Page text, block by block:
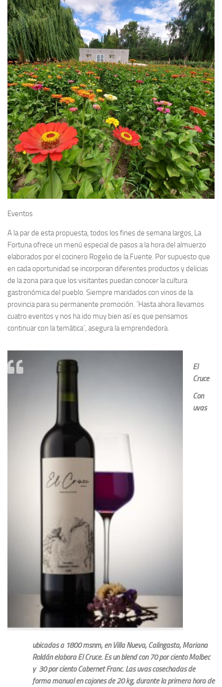
Eventos
A la par de esta propuesta, todos los fines de semana largos, La
Fortuna ofrece un menú especial de pasos a la hora del almuerzo
elaborados por el cocinero Rogelio de la Fuente. Por supuesto que
en cada oportunidad se incorporan diferentes productos y delicias
de la zona para que los visitantes puedan conocer la cultura
gastronómica del pueblo. Siempre maridados con vinos de la
provincia para su permanente promoción. ´Hasta ahora llevamos
cuatro eventos y nos ha ido muy bien así es que pensamos
continuar con la temática´, asegura la emprendedora.
El
Cruce
Con
uvas
ubicadas a 1800 msnm, en Villa Nueva, Calingasta, Mariana
Roldán elabora El Cruce. Es un blend con 70 por ciento Malbec
y 30 por ciento Cabernet Franc. Las uvas cosechadas de
forma manual en cajones de 20 kg, durante la primera hora de